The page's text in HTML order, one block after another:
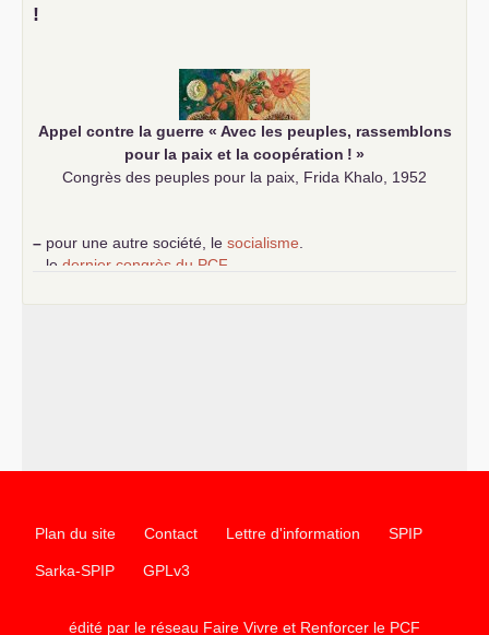
–!
Appel contre la guerre « Avec les peuples, rassemblons
pour la paix et la coopération ! »
Congrès des peuples pour la paix, Frida Khalo, 1952
– pour une autre société, le socialisme
le dernier congrès du PCF
Plan du site Contact Lettre d'information SPIP
Sarka-SPIP GPLv3
édité par le réseau Faire Vivre et Renforcer le PCF